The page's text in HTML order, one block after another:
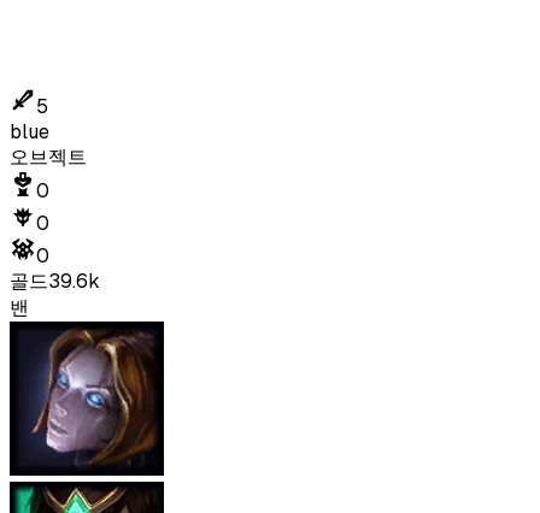
5
blue
오브젝트
0
0
0
골드39.6k
밴